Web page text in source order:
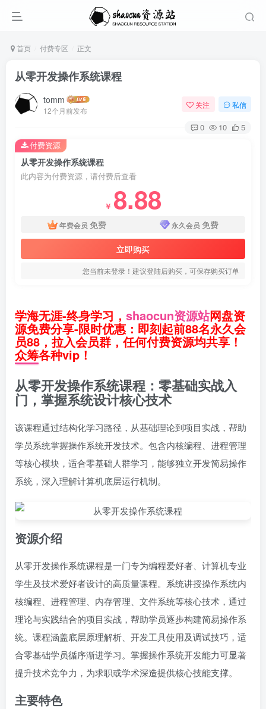
首页 付费专区 正文
从零开发操作系统课程
tomm
12个月前发布
关注 私信
0 10 5
从零开发操作系统课程
此内容为付费资源，请付费后查看
￥ 8.88
年费会员 免费 永久会员 免费
立即购买
您当前未登录！建议登陆后购买，可保存购买订单
付费资源
学海无涯-终身学习， shaocun资源站网盘资
源免费分享-限时优惠：即刻起前88名永久会
员88，拉入会员群，任何付费资源均共享！
众筹各种vip！
从零开发操作系统课程：零基础实战入
门，掌握系统设计核心技术
该课程通过结构化学习路径，从基础理论到项目实战，帮助
学员系统掌握操作系统开发技术。包含内核编程、进程管理
等核心模块，适合零基础人群学习，能够独立开发简易操作
系统，深入理解计算机底层运行机制。
资源介绍
从零开发操作系统课程是一门专为编程爱好者、计算机专业
学生及技术爱好者设计的高质量课程。系统讲授操作系统内
核编程、进程管理、内存管理、文件系统等核心技术，通过
理论与实践结合的项目实战，帮助学员逐步构建简易操作系
统。课程涵盖底层原理解析、开发工具使用及调试技巧，适
合零基础学员循序渐进学习。掌握操作系统开发能力可显著
提升技术竞争力，为求职或学术深造提供核心技能支撑。
主要特色